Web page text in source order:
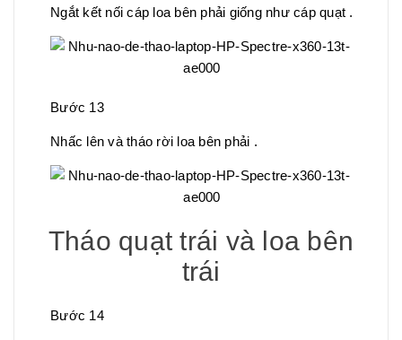
Ngắt kết nối cáp loa bên phải giống như cáp quạt .
Bước 13
Nhấc lên và tháo rời loa bên phải .
Tháo quạt trái và loa bên
trái
Bước 14